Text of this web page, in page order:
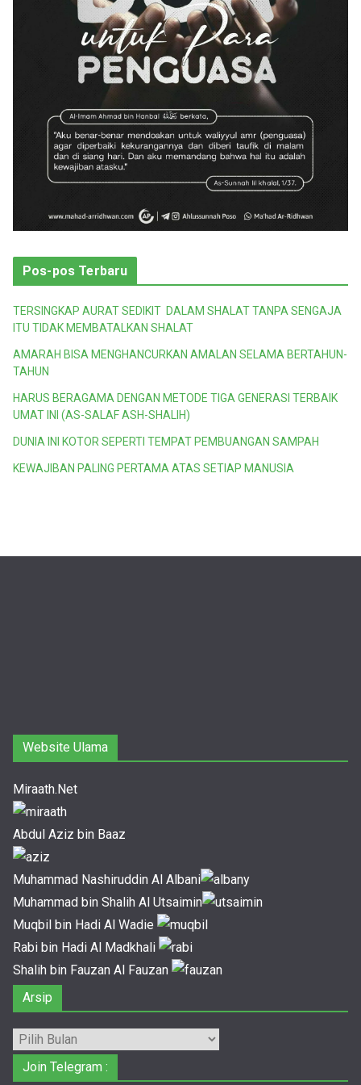
Pos-pos Terbaru
TERSINGKAP AURAT SEDIKIT DALAM SHALAT TANPA SENGAJA
ITU TIDAK MEMBATALKAN SHALAT
AMARAH BISA MENGHANCURKAN AMALAN SELAMA BERTAHUN-
TAHUN
HARUS BERAGAMA DENGAN METODE TIGA GENERASI TERBAIK
UMAT INI (AS-SALAF ASH-SHALIH)
DUNIA INI KOTOR SEPERTI TEMPAT PEMBUANGAN SAMPAH
KEWAJIBAN PALING PERTAMA ATAS SETIAP MANUSIA
Website Ulama
Miraath.Net
Abdul Aziz bin Baaz
Muhammad Nashiruddin Al Albani
Muhammad bin Shalih Al Utsaimin
Muqbil bin Hadi Al Wadie
Rabi bin Hadi Al Madkhali
Shalih bin Fauzan Al Fauzan
Arsip
Arsip
Join Telegram :